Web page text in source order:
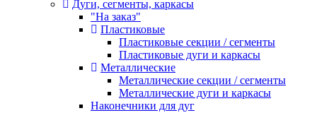
Дуги, сегменты, каркасы
"На заказ"
Пластиковые
Пластиковые секции / сегменты
Пластиковые дуги и каркасы
Металлические
Металлические секции / сегменты
Металлические дуги и каркасы
Наконечники для дуг